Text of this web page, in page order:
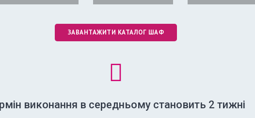
ЗАВАНТАЖИТИ КАТАЛОГ ШАФ
виконання в середньому становить 2 тижні